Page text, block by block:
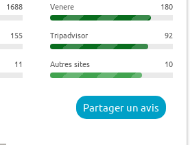
1688 Venere 180
155 Tripadvisor 92
11 Autres sites 10
Partager un avis